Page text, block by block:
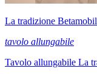
La tradizione
tavolo allungabile
Tavolo allungabile La